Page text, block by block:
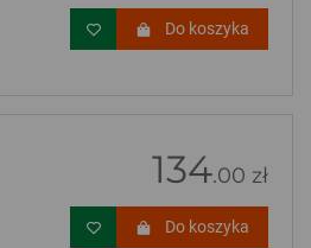
Do koszyka
134.00 zł
Do koszyka